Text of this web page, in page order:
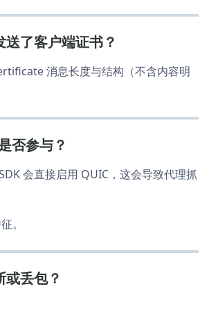
了客户端证书？
消息长度与结构（不含内容明
否参与？
会直接启用 QUIC，这会导致代理抓
。
或丢包？